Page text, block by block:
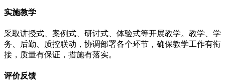
实施教学
采取讲授式、案例式、研讨式、体验式等开展教学。教学、学
务、后勤、质控联动，协调部署各个环节，确保教学工作有衔
接，质量有保证，措施有落实。
评价反馈